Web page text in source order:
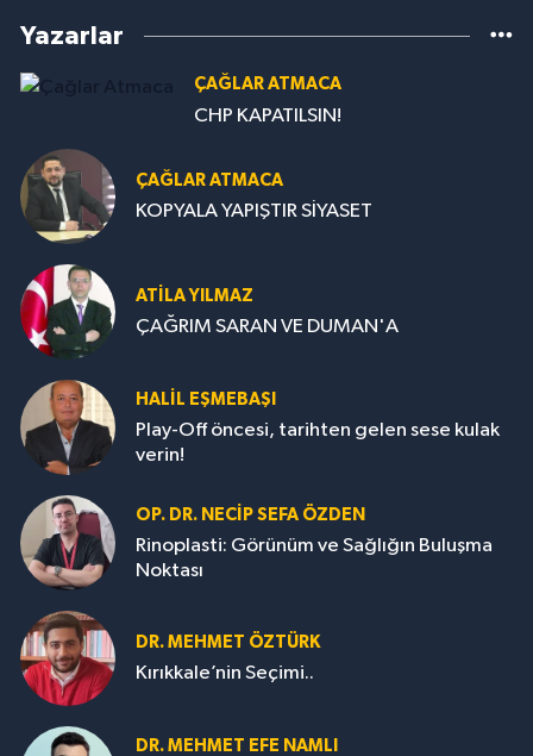
Yazarlar
ÇAĞLAR ATMACA
CHP KAPATILSIN!
ÇAĞLAR ATMACA
KOPYALA YAPIŞTIR SİYASET
ATILA YILMAZ
ÇAĞRIM SARAN VE DUMAN'A
HALIL EŞMEBAŞI
Play-Off öncesi, tarihten gelen sese kulak
verin!
OP. DR. NECIP SEFA ÖZDEN
Rinoplasti: Görünüm ve Sağlığın Buluşma
Noktası
DR. MEHMET ÖZTÜRK
Kırıkkale’nin Seçimi..
DR. MEHMET EFE NAMLI